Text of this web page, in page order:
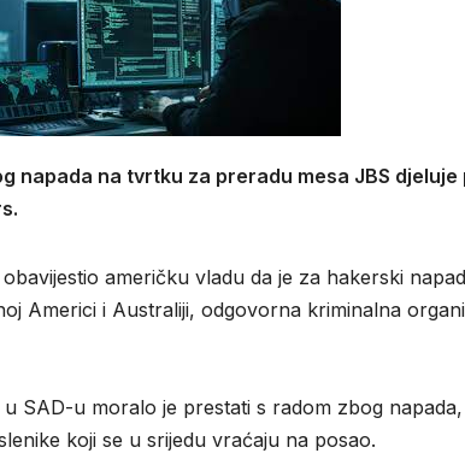
napada na tvrtku za preradu mesa JBS djeluje
američku vladu da je za hakerski
Americi i Australiji, odgovorna kriminalna
SAD-u moralo je prestati s radom zbog
koji se u srijedu vraćaju na posao.